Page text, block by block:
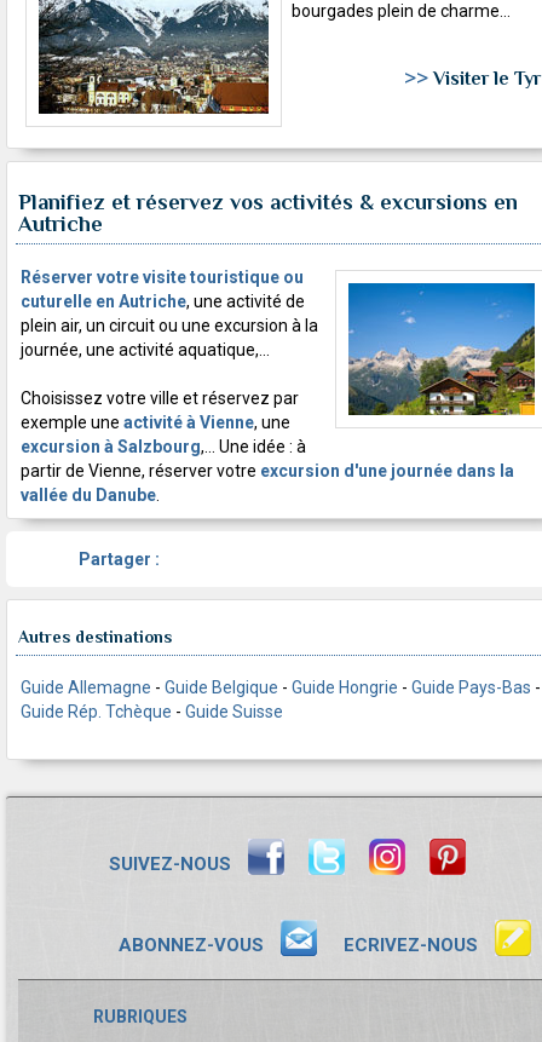
bourgades plein de charme...
>>Visiter le
Planifiez et réservez vos activités & excursions en
Autriche
Réserver votre visite touristique ou
cuturelle en Autriche, une activité de
plein air, un circuit ou une excursion à la
journée, une activité aquatique,...
Choisissez votre ville et réservez par
exemple une activité à Vienne, une
excursion à Salzbourg,... Une idée : à
partir de Vienne, réserver votre excursion d'une journée dans la
vallée du Danube.
Partager :
Autres destinations
Guide Allemagne - Guide Belgique - Guide Hongrie - Guide Pays-Bas -
Guide Rép. Tchèque - Guide Suisse
SUIVEZ-NOUS
ABONNEZ-VOUS ECRIVEZ-NOUS
RUBRIQUES